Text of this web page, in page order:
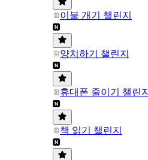
이불 개기 챌린지
양치하기 챌린지
휴대폰 줄이기 챌린지
책 읽기 챌린지